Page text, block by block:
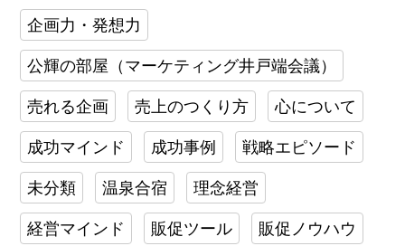
企画力・発想力
公輝の部屋（マーケティング井戸端会議）
売れる企画 売上のつくり方 心について
成功マインド 成功事例 戦略エピソード
未分類 温泉合宿 理念経営
経営マインド 販促ツール 販促ノウハウ